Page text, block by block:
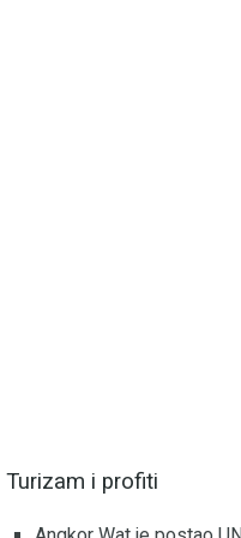
Turizam i profiti